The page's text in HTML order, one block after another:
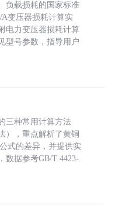
负载损耗的国家标准
变压器损耗计算实
电力变压器损耗计算
型号参数，指导用户
三种常用计算方法
），重点解析了黄铜
式的差异，并提供实
数据参考GB/T 4423-